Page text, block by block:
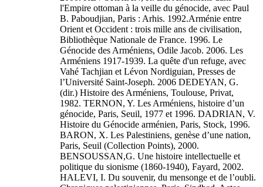
l'Empire ottoman à la veille du génocide, avec Paul
B. Paboudjian, Paris : Arhis. 1992.Arménie entre
Orient et Occident : trois mille ans de civilisation,
Bibliothèque Nationale de France. 1996. Le
Génocide des Arméniens, Odile Jacob. 2006. Les
Arméniens 1917-1939. La quête d'un refuge, avec
Vahé Tachjian et Lévon Nordiguian, Presses de
l’Université Saint-Joseph. 2006 DEDEYAN, G.
(dir.) Histoire des Arméniens, Toulouse, Privat,
1982. TERNON, Y. Les Arméniens, histoire d’un
génocide, Paris, Seuil, 1977 et 1996. DADRIAN, V.
Histoire du Génocide arménien, Paris, Stock, 1996.
BARON, X. Les Palestiniens, genèse d’une nation,
Paris, Seuil (Collection Points), 2000.
BENSOUSSAN,G. Une histoire intellectuelle et
politique du sionisme (1860-1940), Fayard, 2002.
HALEVI, I. Du souvenir, du mensonge et de l’oubli.